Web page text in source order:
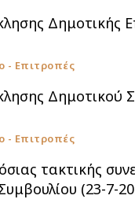
Δημοτικής
- Επιτροπές
Δημοτικού
- Επιτροπές
τακτικής
(23-7-